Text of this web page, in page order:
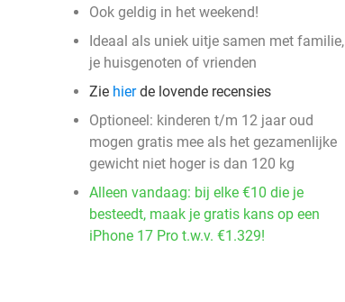
Ook geldig in het weekend!
Ideaal als uniek uitje samen met familie,
je huisgenoten of vrienden
Zie hierde lovende recensies
Optioneel: kinderen t/m 12 jaar oud
mogen gratis mee als het gezamenlijke
gewicht niet hoger is dan 120 kg
Alleen vandaag: bij elke €10 die je
besteedt, maak je gratis kans op een
iPhone 17 Pro t.w.v. €1.329!